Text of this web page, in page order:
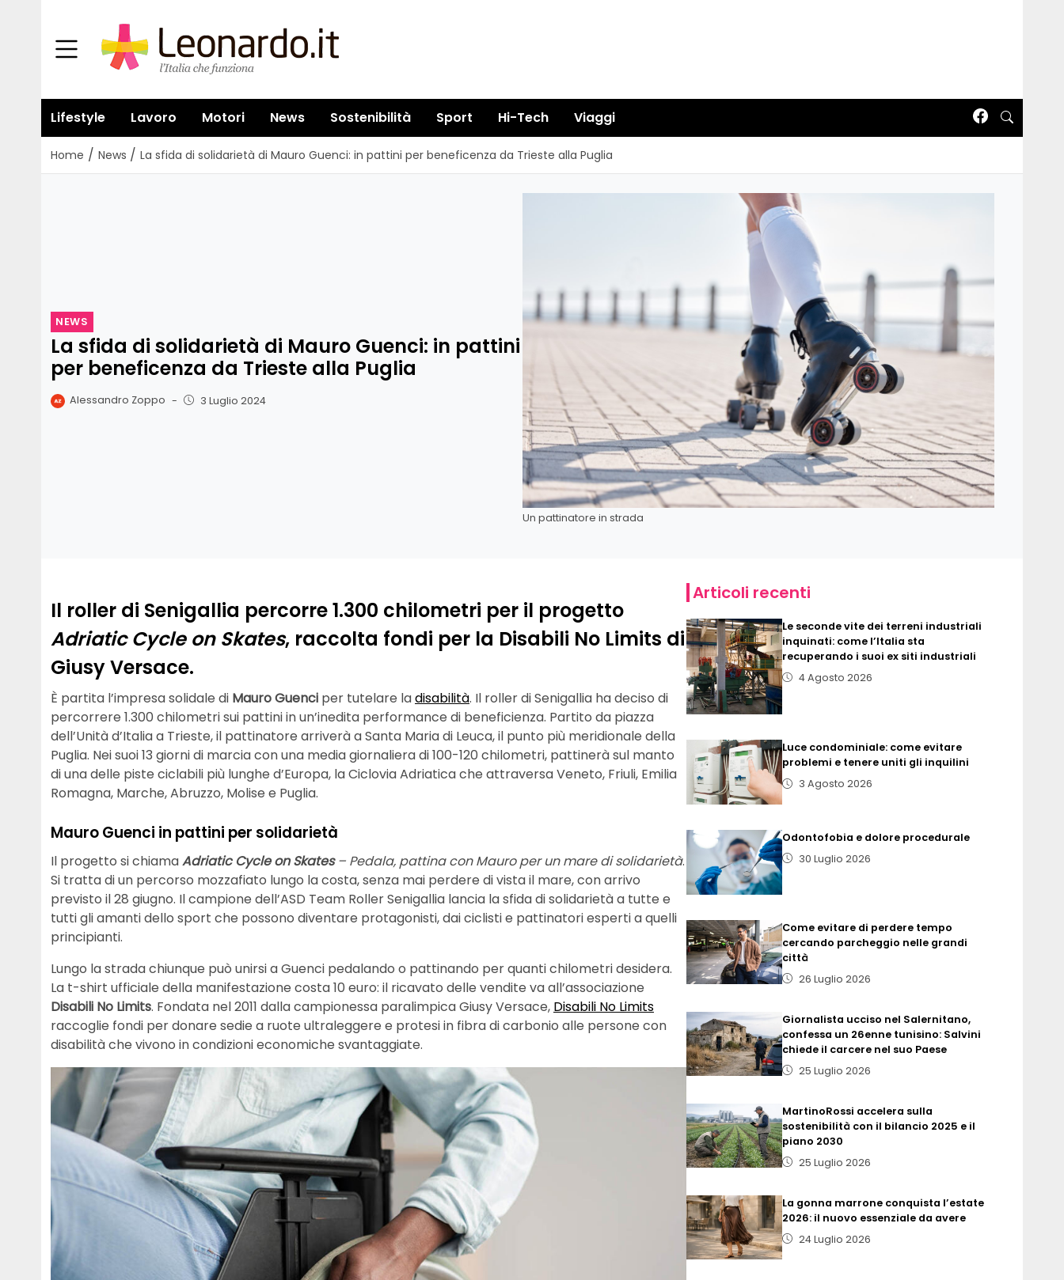
Lifestyle Lavoro Motori News Sostenibilità Sport Hi-Tech Viaggi
Home / News / La sfida di solidarietà di Mauro Guenci: in pattini per beneficenza da Trieste alla Puglia
NEWS
La sfida di solidarietà di Mauro Guenci: in pattini
per beneficenza da Trieste alla Puglia
Alessandro Zoppo - 3 Luglio 2024
Un pattinatore in strada
Il roller di Senigallia percorre 1.300 chilometri per il progetto
Adriatic Cycle on Skates, raccolta fondi per la Disabili No Limits di
Giusy Versace.
È partita l’impresa solidale di Mauro Guenci per tutelare ladisabilità. Il roller di Senigallia ha deciso di
percorrere 1.300 chilometri sui pattini in un’inedita performance di beneficienza. Partito da piazza
dell’Unità d’Italia a Trieste, il pattinatore arriverà a Santa Maria di Leuca, il punto più meridionale della
Puglia. Nei suoi 13 giorni di marcia con una media giornaliera di 100-120 chilometri, pattinerà sul manto
di una delle piste ciclabili più lunghe d’Europa, la Ciclovia Adriatica che attraversa Veneto, Friuli, Emilia
Romagna, Marche, Abruzzo, Molise e Puglia.
Mauro Guenci in pattini per solidarietà
Il progetto si chiamaAdriatic Cycle on Skates– Pedala, pattina con Mauro per un mare di solidarietà.
Si tratta di un percorso mozzafiato lungo la costa, senza mai perdere di vista il mare, con arrivo
previsto il 28 giugno. Il campione dell’ASD Team Roller Senigallia lancia la sfida di solidarietà a tutte e
tutti gli amanti dello sport che possono diventare protagonisti, dai ciclisti e pattinatori esperti a quelli
principianti.
Lungo la strada chiunque può unirsi a Guenci pedalando o pattinando per quanti chilometri desidera.
La t-shirt ufficiale della manifestazione costa 10 euro: il ricavato delle vendite va all’associazione
Disabili No Limits. Fondata nel 2011 dalla campionessa paralimpica Giusy Versace, Disabili No Limits
raccoglie fondi per donare sedie a ruote ultraleggere e protesi in fibra di carbonio alle persone con
disabilità che vivono in condizioni economiche svantaggiate.
Articoli recenti
Le seconde vite dei terreni industriali
inquinati: come l’Italia sta
recuperando i suoi ex siti industriali
4 Agosto 2026
Luce condominiale: come evitare
problemi e tenere uniti gli inquilini
3 Agosto 2026
Odontofobia e dolore procedurale
30 Luglio 2026
Come evitare di perdere tempo
cercando parcheggio nelle grandi
città
26 Luglio 2026
Giornalista ucciso nel Salernitano,
confessa un 26enne tunisino: Salvini
chiede il carcere nel suo Paese
25 Luglio 2026
MartinoRossi accelera sulla
sostenibilità con il bilancio 2025 e il
piano 2030
25 Luglio 2026
La gonna marrone conquista l’estate
2026: il nuovo essenziale da avere
24 Luglio 2026